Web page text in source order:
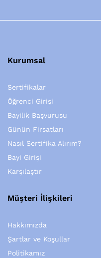
Kurumsal
Sertifikalar
Öğrenci Girişi
Bayilik Başvurusu
Günün Firsatları
Nasıl Sertifika Alırım?
Bayi Girişi
Karşılaştır
Müşteri İlişkileri
Hakkımızda
Şartlar ve Koşullar
Politikamız